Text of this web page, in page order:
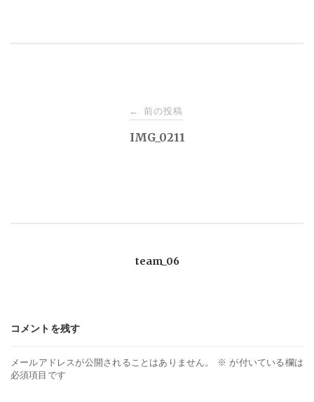
シ
ョ
← 前の投稿
IMG_0211
team_06
コメントを残す
メールアドレスが公開されることはありません。 ※ が付いている欄は
必須項目です